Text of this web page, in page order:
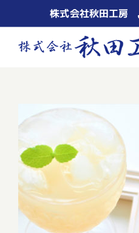
to
content
株式会社秋田工房